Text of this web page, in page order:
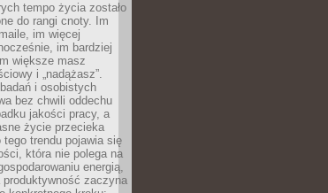
tempo życia zostało
do rangi cnoty. Im
im więcej
im bardziej
większe masz
i „nadążasz”.
i osobistych
bez chwili oddechu
jakości pracy, a
życie przecieka
trendu pojawia się
która nie polega na
energią,
zaczyna